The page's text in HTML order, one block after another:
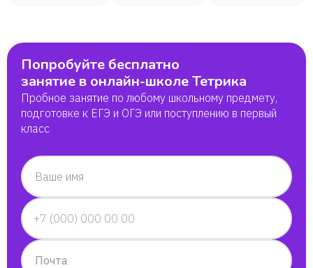
Попробуйте бесплатно
занятие в онлайн-школе Тетрика
Пробное занятие по любому школьному предмету,
подготовке к ЕГЭ и ОГЭ или поступлению в первый
класс
Ваше имя
Почта